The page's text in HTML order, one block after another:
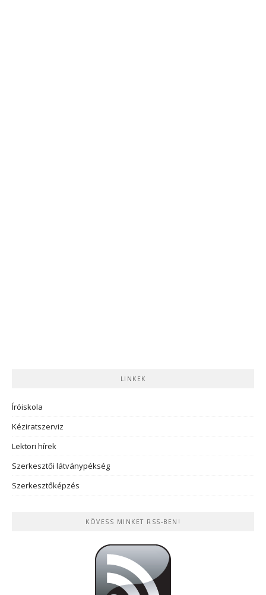
LINKEK
Íróiskola
Kéziratszerviz
Lektori hírek
Szerkesztői látványpékség
Szerkesztőképzés
KÖVESS MINKET RSS-BEN!